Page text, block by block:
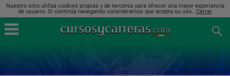
Nuestro sitio utiliza cookies propias y de terceros para ofrecer una mejor experiencia
de usuario. Si continúa navegando consideramos que acepta su uso.. Cerrar